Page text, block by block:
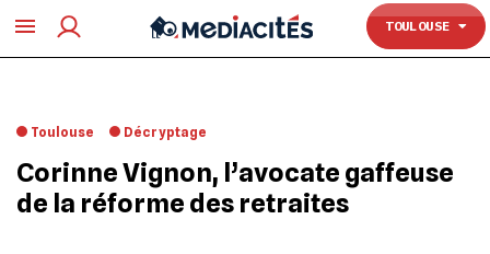
TOULOUSE
TOULOUSE
Toulouse Décryptage
Corinne Vignon, l’avocate gaffeuse
de la réforme des retraites